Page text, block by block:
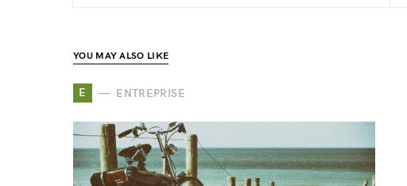
YOU MAY ALSO LIKE
E ENTREPRISE